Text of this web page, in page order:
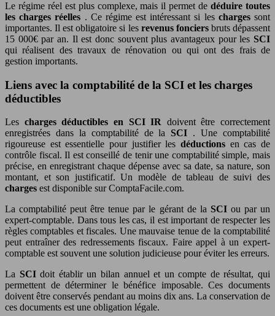
Le régime réel est plus complexe, mais il permet dedéduire toutes
les charges réelles . Ce régime est intéressant si les chargessont
importantes. Il est obligatoire si les revenus fonciers bruts dépassent
15 000€ par an. Il est donc souvent plus avantageux pour les SCI
qui réalisent des travaux de rénovation ou qui ont des frais de
gestion importants.
Liens avec la comptabilité de la SCI et les charges
déductibles
Les charges déductibles en SCI IR doivent être correctement
enregistrées dans la comptabilité de laSCI . Une comptabilité
rigoureuse est essentielle pour justifier les déductions en cas de
contrôle fiscal. Il est conseillé de tenir une comptabilité simple, mais
précise, en enregistrant chaque dépense avec sa date, sa nature, son
montant, et son justificatif. Un modèle de tableau de suivi des
charges est disponible sur ComptaFacile.com.
La comptabilité peut être tenue par le gérant de la SCI ou par un
expert-comptable. Dans tous les cas, il est important de respecter les
règles comptables et fiscales. Une mauvaise tenue de la comptabilité
peut entraîner des redressements fiscaux. Faire appel à un expert-
comptable est souvent une solution judicieuse pour éviter les erreurs.
La SCIdoit établir un bilan annuel et un compte de résultat, qui
permettent de déterminer le bénéfice imposable. Ces documents
doivent être conservés pendant au moins dix ans. La conservation de
ces documents est une obligation légale.